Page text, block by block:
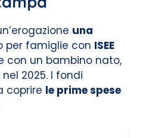
una
per famiglie con ISEE
con un bambino nato,
2025. I fondi
coprire le prime spese